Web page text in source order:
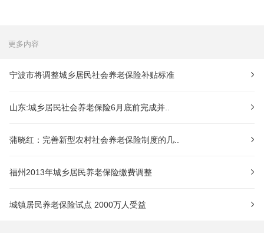
更多内容
宁波市将调整城乡居民社会养老保险补贴标准
山东:城乡居民社会养老保险6月底前完成并..
蒲晓红：完善新型农村社会养老保险制度的几..
福州2013年城乡居民养老保险缴费调整
城镇居民养老保险试点 2000万人受益